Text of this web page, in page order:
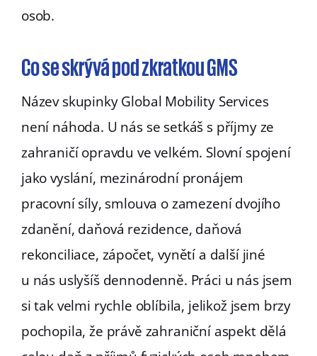
osob.
Co se skrývá pod zkratkou GMS
Název skupinky Global Mobility Services
není náhoda. U nás se setkáš s příjmy ze
zahraničí opravdu ve velkém. Slovní spojení
jako vyslání, mezinárodní pronájem
pracovní síly, smlouva o zamezení dvojího
zdanění, daňová rezidence, daňová
rekonciliace, zápočet, vynětí a další jiné
u nás uslyšíš dennodenně. Práci u nás jsem
si tak velmi rychle oblíbila, jelikož jsem brzy
pochopila, že právě zahraniční aspekt dělá